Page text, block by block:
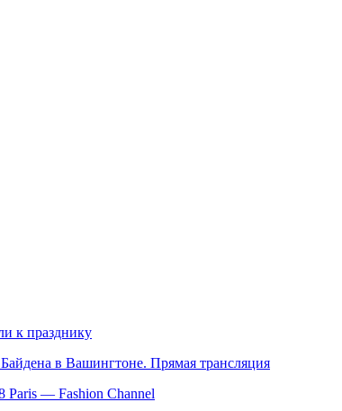
к празднику
в Вашингтоне. Прямая трансляция
— Fashion Channel